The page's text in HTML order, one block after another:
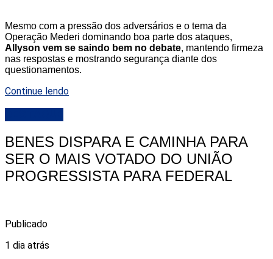
Mesmo com a pressão dos adversários e o tema da
Operação Mederi dominando boa parte dos ataques,
Allyson vem se saindo bem no debate, mantendo firmeza
nas respostas e mostrando segurança diante dos
questionamentos.
Continue lendo
BENES DISPARA E CAMINHA PARA
SER O MAIS VOTADO DO UNIÃO
PROGRESSISTA PARA FEDERAL
Publicado
1 dia atrás